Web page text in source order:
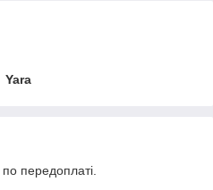
Yara
передоплаті.